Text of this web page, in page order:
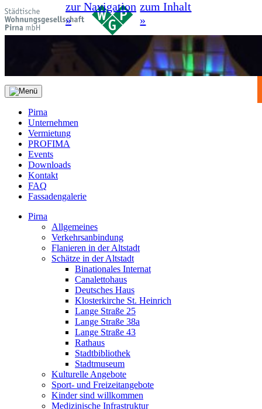
zur Navigation
»
zum Inhalt
»
Pirna
Unternehmen
Vermietung
PROFIMA
Events
Downloads
Kontakt
FAQ
Fassadengalerie
Pirna
Allgemeines
Verkehrsanbindung
Flanieren in der Altstadt
Schätze in der Altstadt
Binationales Internat
Canalettohaus
Deutsches Haus
Klosterkirche St. Heinrich
Lange Straße 25
Lange Straße 38a
Lange Straße 43
Rathaus
Stadtbibliothek
Stadtmuseum
Kulturelle Angebote
Sport- und Freizeitangebote
Kinder sind willkommen
Medizinische Infrastruktur